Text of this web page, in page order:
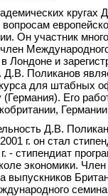
кругах
вопросам
Он участник
Лондоне и
Поликанов
для штабных
Его
Д.В.
г. он стал
- стипендиат
экономики.